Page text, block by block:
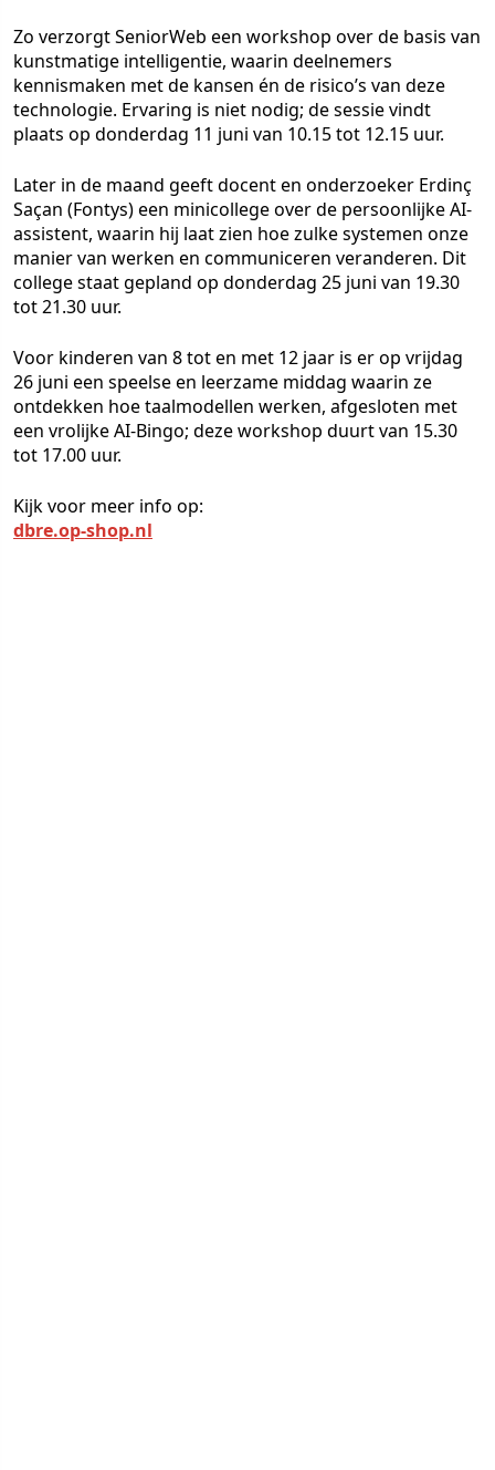
Zo verzorgt SeniorWeb een workshop over de basis van
kunstmatige intelligentie, waarin deelnemers
kennismaken met de kansen én de risico’s van deze
technologie. Ervaring is niet nodig; de sessie vindt
plaats op donderdag 11 juni van 10.15 tot 12.15 uur.
Later in de maand geeft docent en onderzoeker Erdinç
Saçan (Fontys) een minicollege over de persoonlijke AI-
assistent, waarin hij laat zien hoe zulke systemen onze
manier van werken en communiceren veranderen. Dit
college staat gepland op donderdag 25 juni van 19.30
tot 21.30 uur.
Voor kinderen van 8 tot en met 12 jaar is er op vrijdag
26 juni een speelse en leerzame middag waarin ze
ontdekken hoe taalmodellen werken, afgesloten met
een vrolijke AI-Bingo; deze workshop duurt van 15.30
tot 17.00 uur.
Kijk voor meer info op:
dbre.op-shop.nl